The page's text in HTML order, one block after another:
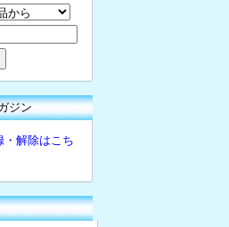
ジン
・解除はこち